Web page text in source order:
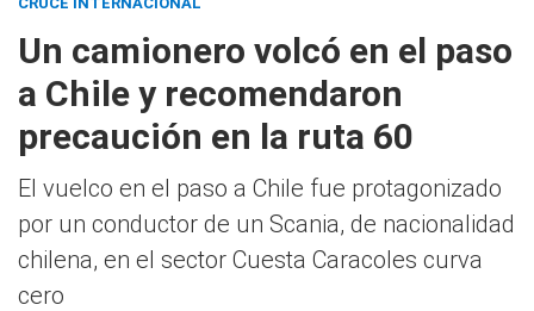
Un camionero volcó en el paso
a Chile y recomendaron
precaución en la ruta 60
El vuelco en el paso a Chile fue protagonizado
por un conductor de un Scania, de nacionalidad
chilena, en el sector Cuesta Caracoles curva
cero